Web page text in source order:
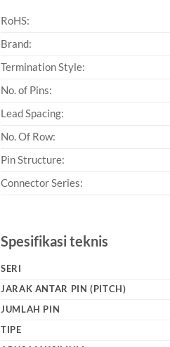
RoHS:
Brand:
Termination Style:
No. of Pins:
Lead Spacing:
No. Of Row:
Pin Structure:
Connector Series:
Spesifikasi teknis
SERI
JARAK ANTAR PIN (PITCH)
JUMLAH PIN
TIPE